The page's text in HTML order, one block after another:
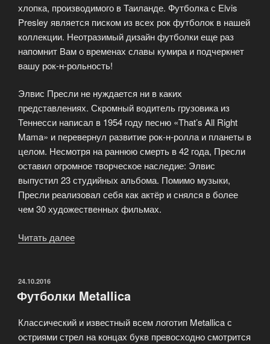
хлопка, производимого в Таиланде. Футболка с Elvis
Presley является писком из всех рок футболок в нашей
коллекции. Неотразимый дизайн футболки еще раз
напомнит Вам о временах славы кумира и подчеркнет
вашу рок-н-рольность!
Элвис Пресли не нуждается ни в каких
представлениях. Скромный водитель грузовика из
Теннесси написал в 1954 году песню «That’s All Right
Mama» и перевернул развитие рок-н-ролла и планеты в
целом. Несмотря на раннюю смерть в 42 года, Пресли
оставил огромное творческое наследие: Элвис
выпустил 23 студийных альбома. Помимо музыки,
Пресли реализовал себя как актёр и снялся в более
чем 30 художественных фильмах.
Читать далее
ОПУБЛИКОВАНО
24.10.2016
Футболки Metallica
Классический и известный всем логотип Metallica с
остриями стрел на концах букв превосходно смотрится